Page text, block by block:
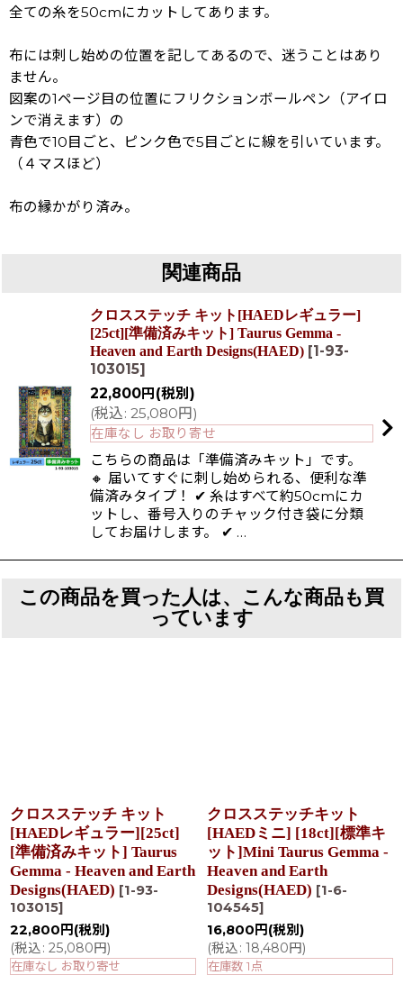
全ての糸を50cmにカットしてあります。
布には刺し始めの位置を記してあるので、迷うことはあり
ません。
図案の1ページ目の位置にフリクションボールペン（アイロ
ンで消えます）の
青色で10目ごと、ピンク色で5目ごとに線を引いています。
（４マスほど）
布の縁かがり済み。
関連商品
クロスステッチ キット[HAEDレギュラー]
[25ct][準備済みキット] Taurus Gemma -
Heaven and Earth Designs(HAED) [1-93-
103015]
22,800円(税別)
(税込: 25,080円)
在庫なし お取り寄せ
こちらの商品は「準備済みキット」です。
🔸 届いてすぐに刺し始められる、便利な準
備済みタイプ！ ✔ 糸はすべて約50cmにカ
ットし、番号入りのチャック付き袋に分類
してお届けします。 ✔ …
この商品を買った人は、こんな商品も買
っています
クロスステッチ キット
[HAEDレギュラー][25ct]
[準備済みキット] Taurus
Gemma - Heaven and Earth
Designs(HAED) [1-93-
103015]
22,800 円 (税別)
(税込: 25,080円)
在庫なし お取り寄せ
クロスステッチキット
[HAEDミニ] [18ct][標準キ
ット]Mini Taurus Gemma -
Heaven and Earth
Designs(HAED) [1-6-
104545]
16,800 円 (税別)
(税込: 18,480円)
在庫数 1点